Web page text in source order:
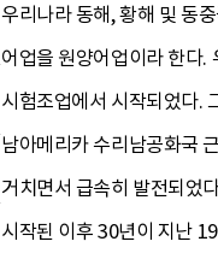
우리나라 동해, 황해 및 동
어업을 원양어업이라 한다.
시험조업에서 시작되었다.
남아메리카 수리남공화국
거치면서 급속히 발전되었
시작된 이후 30년이 지난